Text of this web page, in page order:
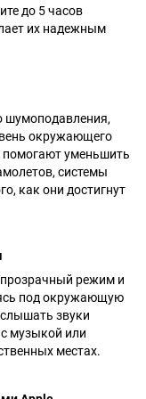
до 5 часов
их надежным
шумоподавления,
окружающего
уменьшить
системы
как они достигнут
режим и
под окружающую
звуки
музыкой или
местах.